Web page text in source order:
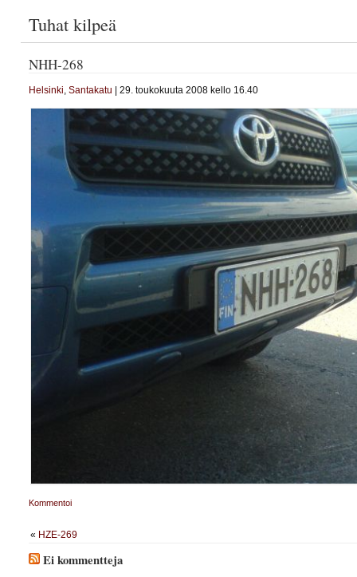
Tuhat kilpeä
NHH-268
Helsinki Santakatu | 29. toukokuuta 2008 kello 16.40
Kommentoi
« HZE-269
Ei kommentteja